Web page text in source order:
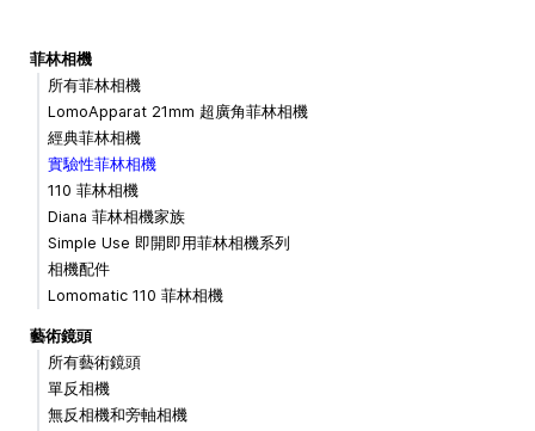
菲林相機
所有菲林相機
LomoApparat 21mm 超廣角菲林相機
經典菲林相機
實驗性菲林相機
110 菲林相機
Diana 菲林相機家族
Simple Use 即開即用菲林相機系列
相機配件
Lomomatic 110 菲林相機
藝術鏡頭
所有藝術鏡頭
單反相機
無反相機和旁軸相機